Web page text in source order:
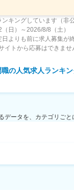
キングしています（非
日）～2026/8/8（土）
よりも前に求人募集が
イトから応募はできま
職の人気求人ランキ
ータを、カテゴリごと